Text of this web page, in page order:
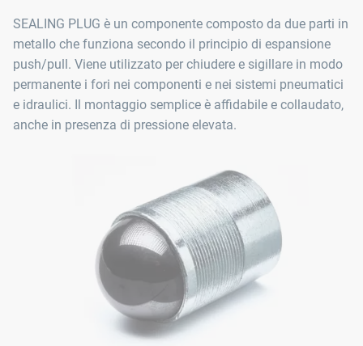
SEALING PLUG è un componente composto da due parti in
metallo che funziona secondo il principio di espansione
push/pull. Viene utilizzato per chiudere e sigillare in modo
permanente i fori nei componenti e nei sistemi pneumatici
e idraulici. Il montaggio semplice è affidabile e collaudato,
anche in presenza di pressione elevata.